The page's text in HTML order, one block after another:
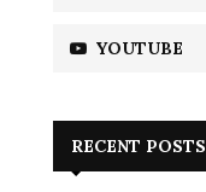
YOUTUBE
RECENT POSTS